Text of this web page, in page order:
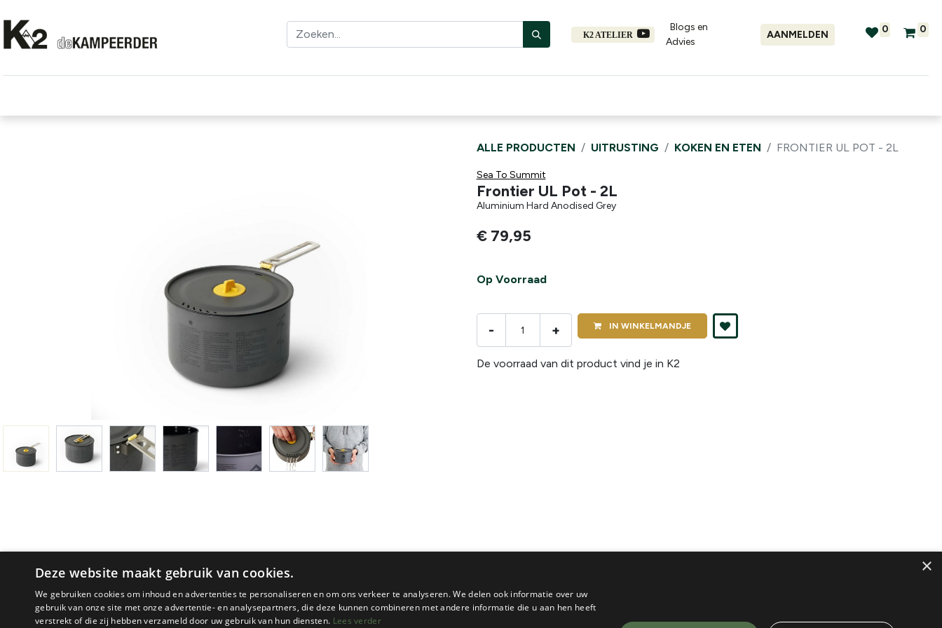
K2 ATELIER
Blogs en
Advies​
AANMELDEN 0 0
ALLE PRODUCTEN UITRUSTING KOKEN EN ETEN FRONTIER UL POT - 2L
Sea To Summit
Frontier UL Pot - 2L
Aluminium Hard Anodised Grey
€ 79,95
Op Voorraad
- + IN WINKELMANDJE
De voorraad van dit product vind je in K2
PRODUCTOMSCHRIJVING
×
Deze website maakt gebruik van cookies.
We gebruiken cookies om inhoud en advertenties te personaliseren en om ons verkeer te analyseren. We delen ook informatie over uw
gebruik van onze site met onze advertentie- en analysepartners, die deze kunnen combineren met andere informatie die u aan hen heeft
verstrekt of die zij hebben verzameld door uw gebruik van hun diensten. Lees verder